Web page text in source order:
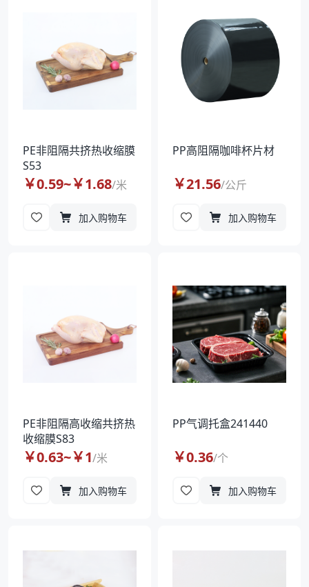
PE非阻隔共挤热收缩膜
S53
￥0.59~￥1.68/米
加入购物车
PP高阻隔咖啡杯片材
￥21.56/公斤
加入购物车
PE非阻隔高收缩共挤热
收缩膜S83
￥0.63~￥1/米
加入购物车
PP气调托盒241440
￥0.36/个
加入购物车